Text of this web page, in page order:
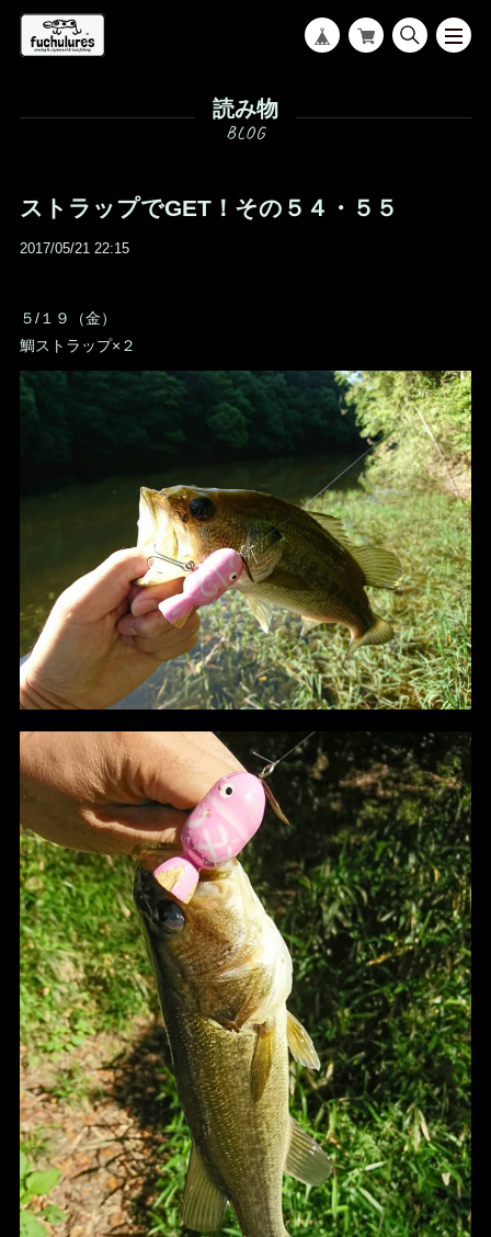
読み物
ストラップでGET！その５４・５５
2017/05/21 22:15
５/１９（金）
鯛ストラップ×２